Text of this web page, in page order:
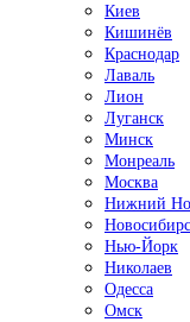
Киев
Кишинёв
Краснодар
Лаваль
Лион
Луганск
Минск
Монреаль
Москва
Нижний
Нью-Йорк
Николаев
Одесса
Омск